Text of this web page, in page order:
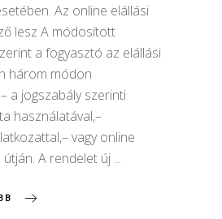
Az online elállási
lesz A módosított
a fogyasztó az elállási
három módon
a jogszabály szerinti
használatával,–
vagy online
A rendelet új